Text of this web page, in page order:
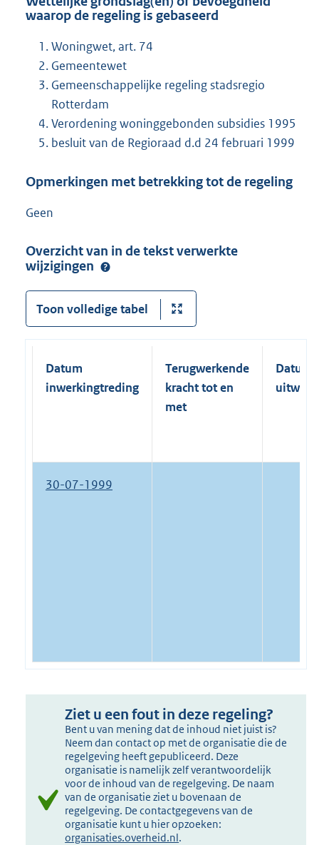
waarop de regeling is gebaseerd
Woningwet, art. 74
Gemeentewet
Gemeenschappelijke regeling stadsregio
Rotterdam
Verordening woninggebonden subsidies 1995
besluit van de Regioraad d.d 24 februari 1999
Opmerkingen met betrekking tot de regeling
Geen
Overzicht van in de tekst verwerkte
wijzigingen
Toon volledige tabel
Datum
inwerkingtreding
Terugwerkende
kracht tot en
met
Datum
30-07-1999
Ziet u een fout in deze regeling?
Bent u van mening dat de inhoud niet juist is?
Neem dan contact op met de organisatie die de
regelgeving heeft gepubliceerd. Deze
organisatie is namelijk zelf verantwoordelijk
voor de inhoud van de regelgeving. De naam
van de organisatie ziet u bovenaan de
regelgeving. De contactgegevens van de
organisatie kunt u hier opzoeken:
organisaties.overheid.nl.